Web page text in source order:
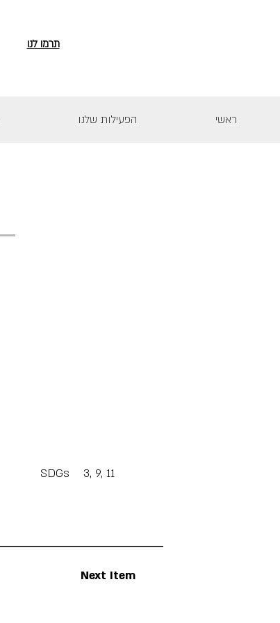
ראשי הפעילות שלנו
תרמו לנו
Next Item
SDGs 3, 9, 11